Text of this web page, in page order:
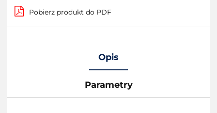
Pobierz produkt do PDF
Opis
Parametry